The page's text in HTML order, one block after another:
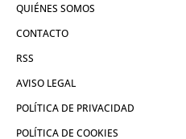
QUIÉNES SOMOS
CONTACTO
RSS
AVISO LEGAL
POLÍTICA DE PRIVACIDAD
POLÍTICA DE COOKIES